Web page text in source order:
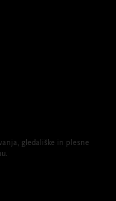
gledališke in plesne